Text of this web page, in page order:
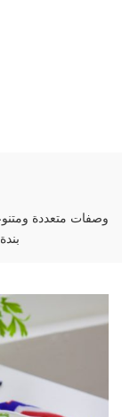
وصفات متعددة